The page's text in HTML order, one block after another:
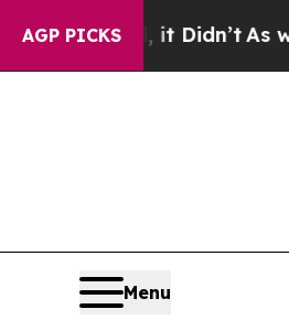
AGP PICKS
it Didn’t As war With
Menu